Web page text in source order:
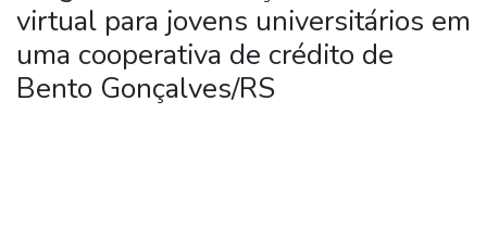
virtual para jovens universitários em
uma cooperativa de crédito de
Bento Gonçalves/RS